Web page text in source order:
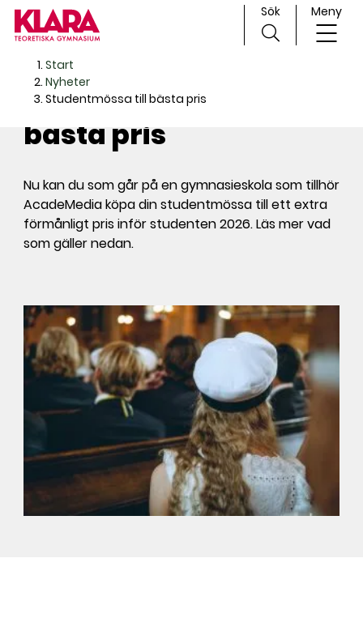
Huvudnavigation
Sök Meny
Start
Nyheter
Studentmössa till bästa pris
Studentmössa till
bästa pris
Nu kan du som går på en gymnasieskola som tillhör
AcadeMedia köpa din studentmössa till ett extra
förmånligt pris inför studenten 2026. Läs mer vad
som gäller nedan.